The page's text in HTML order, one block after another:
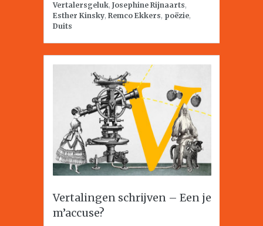
Vertalersgeluk, Josephine Rijnaarts,
Esther Kinsky, Remco Ekkers, poëzie,
Duits
Vertalingen schrijven – Een je
m’accuse?